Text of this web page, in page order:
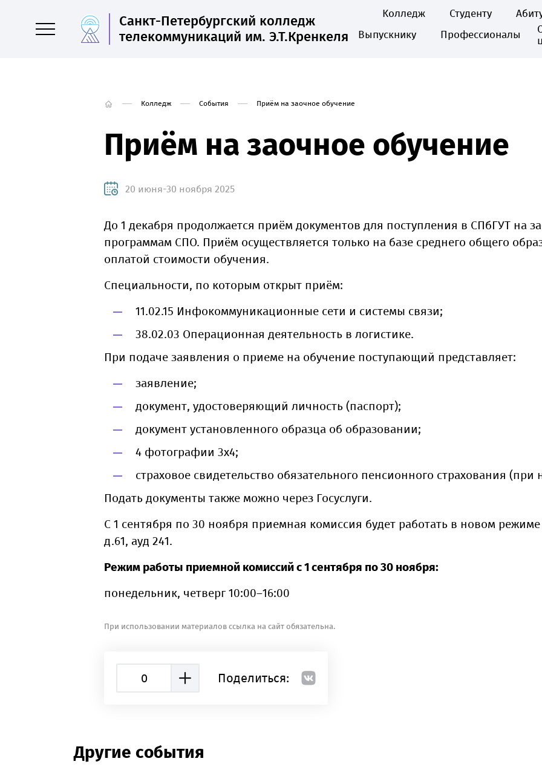
Санкт-Петербургский колледж
телекоммуникаций им. Э.Т.Кренкеля
Колледж Студенту
Выпускнику
Профессионалы
Колледж События Приём на заочное обучение
Приём на заочное обучение
20 июня-30 ноября 2025
До 1 декабря продолжается приём документов для поступления в СПбГУТ на
программам СПО. Приём осуществляется только на базе среднего общего
оплатой стоимости обучения.
Специальности, по которым открыт приём:
11.02.15 Инфокоммуникационные сети и системы связи;
38.02.03 Операционная деятельность в логистике.
При подаче заявления о приеме на обучение поступающий представляет:
заявление;
документ, удостоверяющий личность (паспорт);
документ установленного образца об образовании;
4 фотографии 3х4;
страховое свидетельство обязательного пенсионного страхования (при
Подать документы также можно через Госуслуги.
С 1 сентября по 30 ноября приемная комиссия будет работать в новом
д.61, ауд 241.
Режим работы приемной комиссий с 1 сентября по 30 ноября:
понедельник, четверг 10:00–16:00
При использовании материалов ссылка на сайт обязательна.
0 Поделиться:
Другие события